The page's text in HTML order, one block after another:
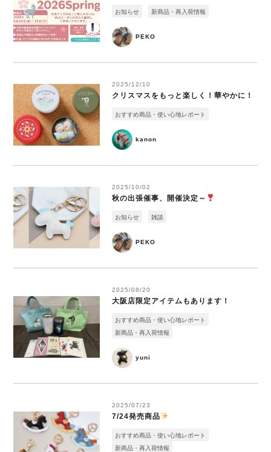
PEKO
お知らせ 新商品・再入荷情報
2025/12/10
クリスマスをもっと楽しく！華やかに！
kanon
おすすめ商品・使い心地レポート
2025/10/02
秋の出張催事、開催決定～
PEKO
お知らせ 雑談
2025/08/20
大阪店限定アイテムもあります！
yuni
おすすめ商品・使い心地レポート
新商品・再入荷情報
2025/07/23
7/24発売商品
おすすめ商品・使い心地レポート
新商品・再入荷情報